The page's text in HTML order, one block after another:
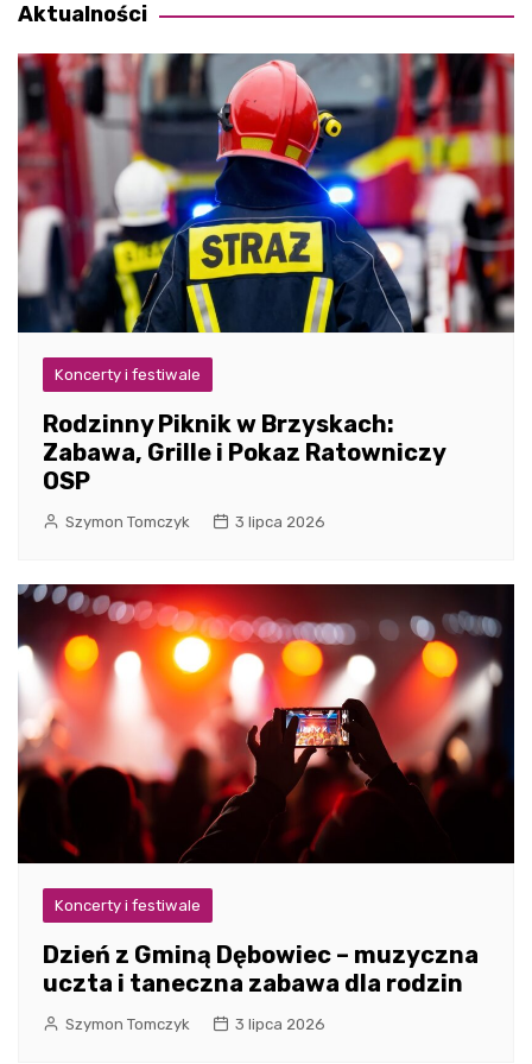
Aktualności
Koncerty i festiwale
Rodzinny Piknik w Brzyskach:
Zabawa, Grille i Pokaz Ratowniczy
OSP
Szymon Tomczyk 3 lipca 2026
Koncerty i festiwale
Dzień z Gminą Dębowiec – muzyczna
uczta i taneczna zabawa dla rodzin
Szymon Tomczyk 3 lipca 2026